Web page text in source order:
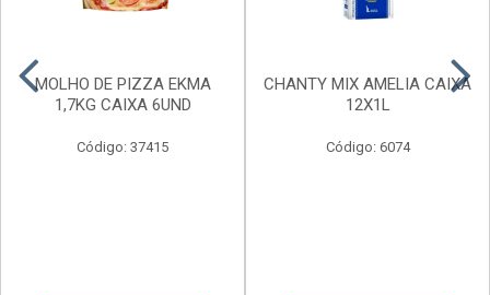
MOLHO DE PIZZA EKMA
1,7KG CAIXA 6UND
Código: 37415
CHANTY MIX AMELIA CAIXA
12X1L
Código: 6074